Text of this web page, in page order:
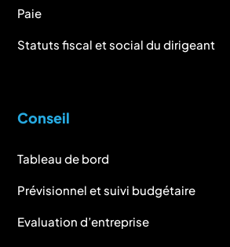
Paie
Statuts fiscal et social du dirigeant
Conseil
Tableau de bord
Prévisionnel et suivi budgétaire
Evaluation d’entreprise